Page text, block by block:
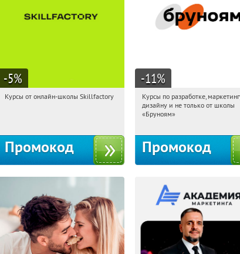
-5%
05:19:11
Получи первым!
Курсы от онлайн-школы Skillfactory
Промокод
-11%
05:19:11
Получи
Россия
Курсы по разработке,
дизайну и не только от школы
«Бруноям»
Промокод